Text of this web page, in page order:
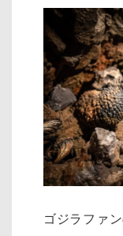
ゴジラファ